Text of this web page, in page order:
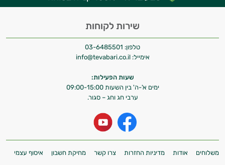
שירות לקוחות
טלפון: 03-6485501
אימייל: info@tevabari.co.il
שעות הפעילות:
ימים א'-ה' בין השעות 09:00-15:00
ערבי חג וחג – סגור.
משלוחים אודות מדיניות החזרות צרו קשר מחיקת חשבון
איסוף עצמי